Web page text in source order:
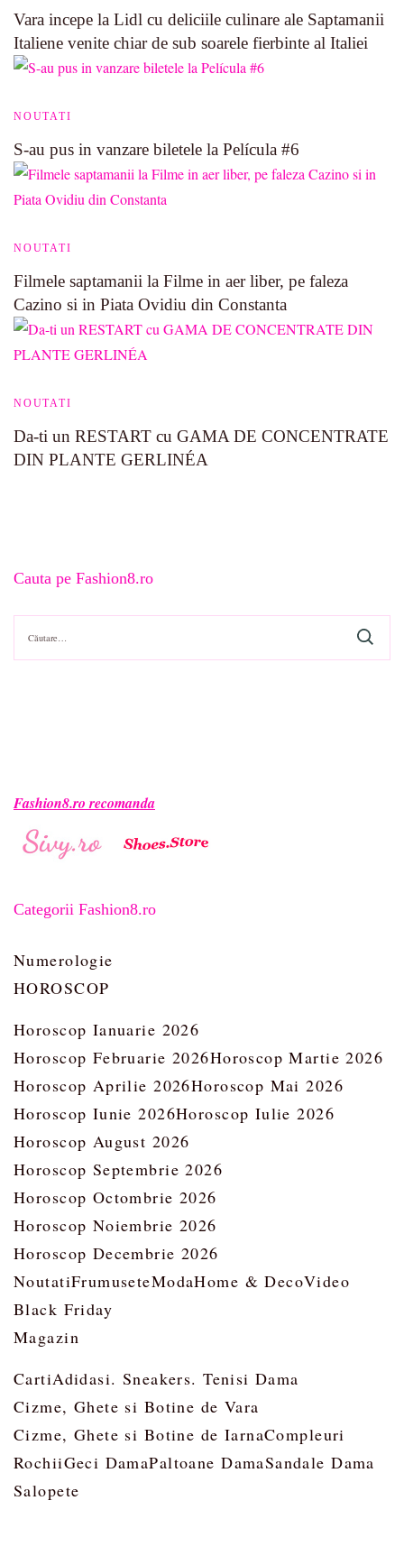
Vara incepe la Lidl cu deliciile culinare ale Saptamanii
Italiene venite chiar de sub soarele fierbinte al Italiei
NOUTATI
S-au pus in vanzare biletele la Película #6
NOUTATI
Filmele saptamanii la Filme in aer liber, pe faleza
Cazino si in Piata Ovidiu din Constanta
NOUTATI
Da-ti un RESTART cu GAMA DE CONCENTRATE
DIN PLANTE GERLINÉA
Cauta pe Fashion8.ro
Caută
după:
Fashion8.ro recomanda
Categorii Fashion8.ro
Numerologie
HOROSCOP
Horoscop Ianuarie 2026
Horoscop Februarie 2026Horoscop Martie 2026
Horoscop Aprilie 2026Horoscop Mai 2026
Horoscop Iunie 2026Horoscop Iulie 2026
Horoscop August 2026
Horoscop Septembrie 2026
Horoscop Octombrie 2026
Horoscop Noiembrie 2026
Horoscop Decembrie 2026
NoutatiFrumuseteModaHome & DecoVideo
Black Friday
Magazin
CartiAdidasi. Sneakers. Tenisi Dama
Cizme, Ghete si Botine de Vara
Cizme, Ghete si Botine de IarnaCompleuri
RochiiGeci DamaPaltoane DamaSandale Dama
Salopete